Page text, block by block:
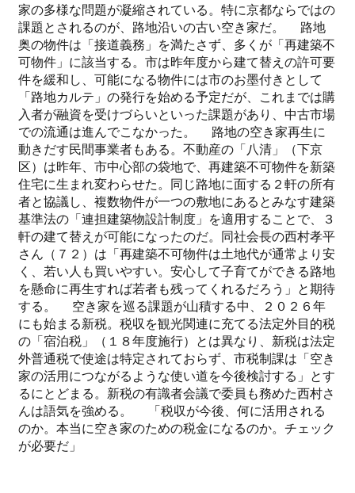
家の多様な問題が凝縮されている。特に京都ならではの
課題とされるのが、路地沿いの古い空き家だ。 路地
奥の物件は「接道義務」を満たさず、多くが「再建築不
可物件」に該当する。市は昨年度から建て替えの許可要
件を緩和し、可能になる物件には市のお墨付きとして
「路地カルテ」の発行を始める予定だが、これまでは購
入者が融資を受けづらいといった課題があり、中古市場
での流通は進んでこなかった。 路地の空き家再生に
動きだす民間事業者もある。不動産の「八清」（下京
区）は昨年、市中心部の袋地で、再建築不可物件を新築
住宅に生まれ変わらせた。同じ路地に面する２軒の所有
者と協議し、複数物件が一つの敷地にあるとみなす建築
基準法の「連担建築物設計制度」を適用することで、３
軒の建て替えが可能になったのだ。同社会長の西村孝平
さん（７２）は「再建築不可物件は土地代が通常より安
く、若い人も買いやすい。安心して子育てができる路地
を懸命に再生すれば若者も残ってくれるだろう」と期待
する。 空き家を巡る課題が山積する中、２０２６年
にも始まる新税。税収を観光関連に充てる法定外目的税
の「宿泊税」（１８年度施行）とは異なり、新税は法定
外普通税で使途は特定されておらず、市税制課は「空き
家の活用につながるような使い道を今後検討する」とす
るにとどまる。新税の有識者会議で委員も務めた西村さ
んは語気を強める。 「税収が今後、何に活用される
のか。本当に空き家のための税金になるのか。チェック
が必要だ」